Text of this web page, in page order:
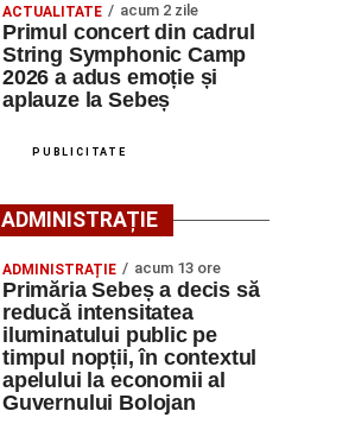
ACTUALITATE acum 2 zile
Primul concert din cadrul
String Symphonic Camp
2026 a adus emoție și
aplauze la Sebeș
PUBLICITATE
ADMINISTRAȚIE
ADMINISTRAȚIE acum 13 ore
Primăria Sebeș a decis să
reducă intensitatea
iluminatului public pe
timpul nopții, în contextul
apelului la economii al
Guvernului Bolojan